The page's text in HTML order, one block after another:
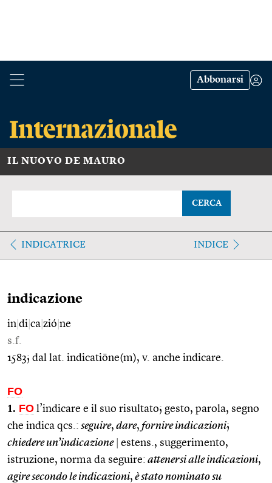
Abbonarsi
IL NUOVO DE MAURO
CERCA
INDICATRICE INDICE
indicazione
in di ca zió ne
s.f.
1583; dal lat. indicatiōne(m), v. anche indicare.
FO
1. FO l’indicare e il suo risultato; gesto, parola, segno
che indica qcs.: seguire, dare, fornire indicazioni;
chiedere un’indicazione
estens., suggerimento,
istruzione, norma da seguire: attenersi alle indicazioni,
agire secondo le indicazioni, è stato nominato su